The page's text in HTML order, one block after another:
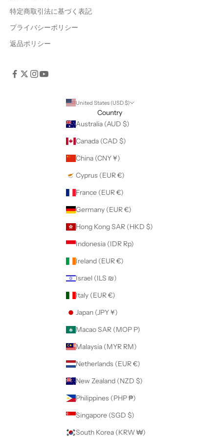
特定商取引法に基づく表記
プライバシーポリシー
返品ポリシー
United States (USD $)
Country
Australia (AUD $)
Canada (CAD $)
China (CNY ¥)
Cyprus (EUR €)
France (EUR €)
Germany (EUR €)
Hong Kong SAR (HKD $)
Indonesia (IDR Rp)
Ireland (EUR €)
Israel (ILS ₪)
Italy (EUR €)
Japan (JPY ¥)
Macao SAR (MOP P)
Malaysia (MYR RM)
Netherlands (EUR €)
New Zealand (NZD $)
Philippines (PHP ₱)
Singapore (SGD $)
South Korea (KRW ₩)